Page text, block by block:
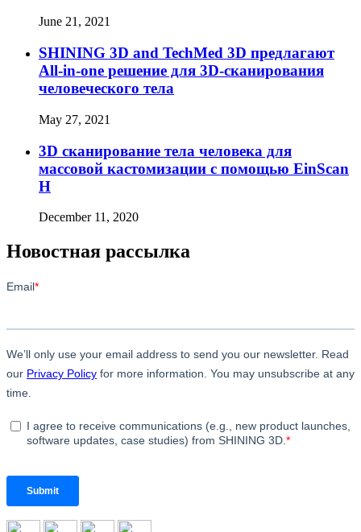
June 21, 2021
SHINING 3D and TechMed 3D предлагают
All-in-one решение для 3D-сканирования
человеческого тела
May 27, 2021
3D сканирование тела человека для
массовой кастомизации с помощью EinScan
H
December 11, 2020
Новостная рассылка